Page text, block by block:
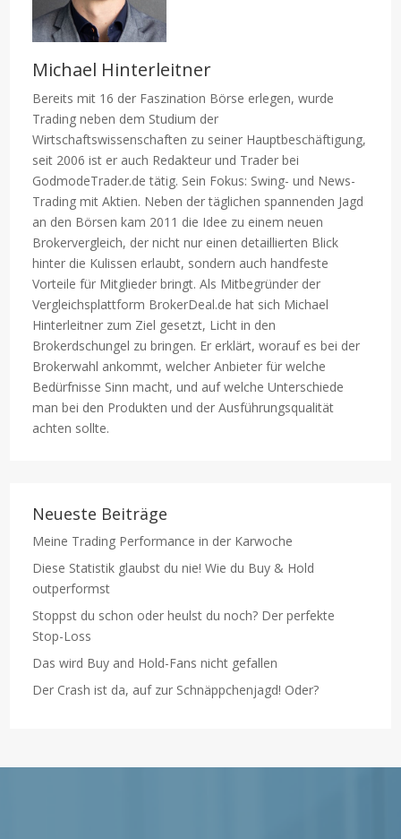
Michael Hinterleitner
Bereits mit 16 der Faszination Börse erlegen, wurde
Trading neben dem Studium der
Wirtschaftswissenschaften zu seiner Hauptbeschäftigung,
seit 2006 ist er auch Redakteur und Trader bei
GodmodeTrader.de tätig. Sein Fokus: Swing- und News-
Trading mit Aktien. Neben der täglichen spannenden Jagd
an den Börsen kam 2011 die Idee zu einem neuen
Brokervergleich, der nicht nur einen detaillierten Blick
hinter die Kulissen erlaubt, sondern auch handfeste
Vorteile für Mitglieder bringt. Als Mitbegründer der
Vergleichsplattform BrokerDeal.de hat sich Michael
Hinterleitner zum Ziel gesetzt, Licht in den
Brokerdschungel zu bringen. Er erklärt, worauf es bei der
Brokerwahl ankommt, welcher Anbieter für welche
Bedürfnisse Sinn macht, und auf welche Unterschiede
man bei den Produkten und der Ausführungsqualität
achten sollte.
Neueste Beiträge
Meine Trading Performance in der Karwoche
Diese Statistik glaubst du nie! Wie du Buy & Hold
outperformst
Stoppst du schon oder heulst du noch? Der perfekte
Stop-Loss
Das wird Buy and Hold-Fans nicht gefallen
Der Crash ist da, auf zur Schnäppchenjagd! Oder?